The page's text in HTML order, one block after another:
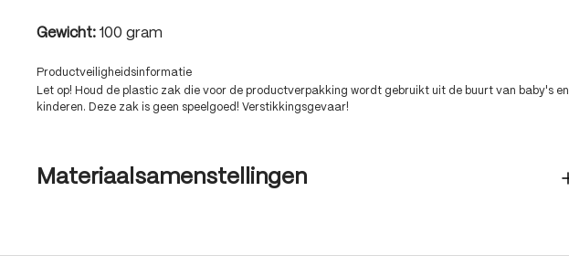
Gewicht: 100 gram
Productveiligheidsinformatie
Let op! Houd de plastic zak die voor de productverpakking wordt gebruikt uit de buurt van baby's en
kinderen. Deze zak is geen speelgoed! Verstikkingsgevaar!
Materiaalsamenstellingen